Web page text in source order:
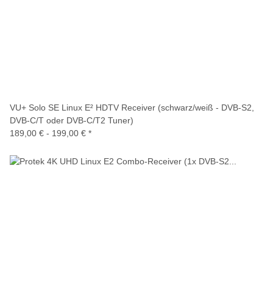
VU+ Solo SE Linux E² HDTV Receiver (schwarz/weiß - DVB-S2,
DVB-C/T oder DVB-C/T2 Tuner)
189,00 € - 199,00 € *